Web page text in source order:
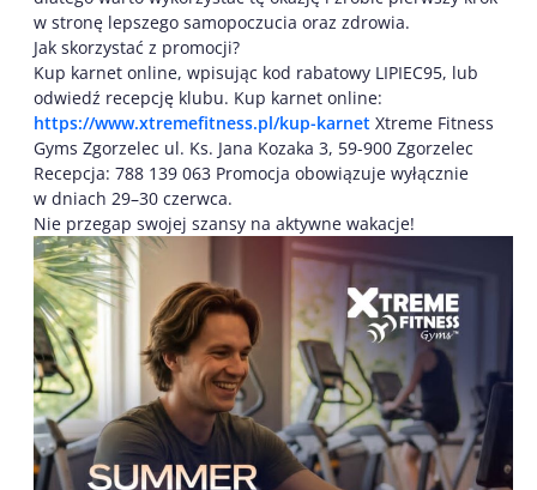
w stronę lepszego samopoczucia oraz zdrowia.
Jak skorzystać z promocji?
Kup karnet online, wpisując kod rabatowy LIPIEC95, lub
odwiedź recepcję klubu. Kup karnet online:
https://www.xtremefitness.pl/kup-karnet Xtreme Fitness
Gyms Zgorzelec ul. Ks. Jana Kozaka 3, 59-900 Zgorzelec
Recepcja: 788 139 063 Promocja obowiązuje wyłącznie
w dniach 29–30 czerwca.
Nie przegap swojej szansy na aktywne wakacje!